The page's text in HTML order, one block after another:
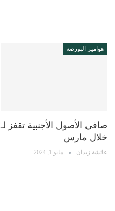
هوامير البورصة
خلال مارس
عائشة زيدان مايو 1, 2024